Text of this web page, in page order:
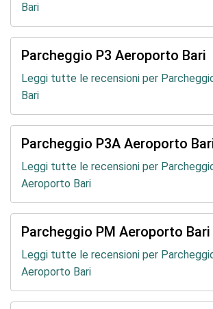
Bari
Parcheggio P3 Aeroporto Bari
Leggi tutte le recensioni per
Bari
Parcheggio P3A Aeroporto
Leggi tutte le recensioni per
Aeroporto Bari
Parcheggio PM Aeroporto Bari
Leggi tutte le recensioni per
Aeroporto Bari